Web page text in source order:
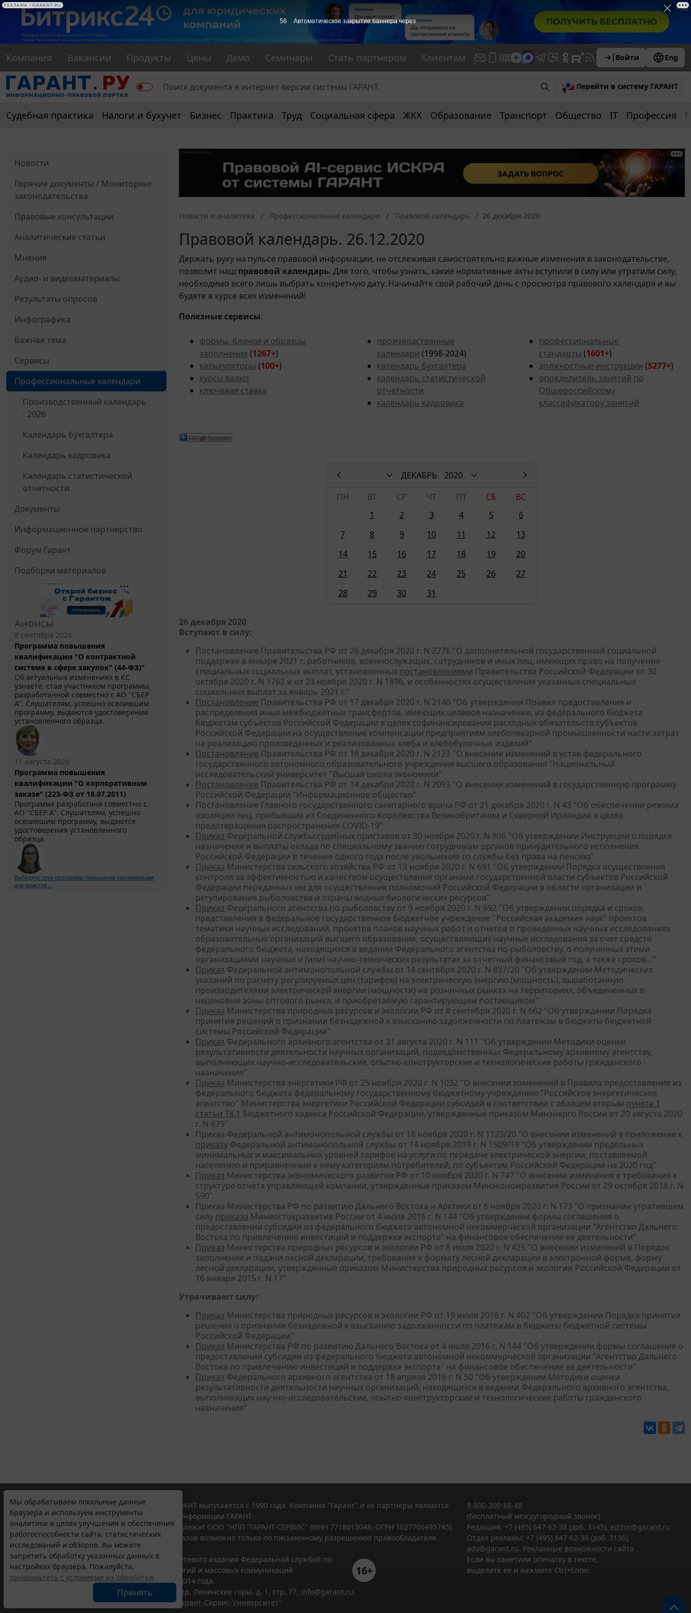
РЕКЛАМА
Компания Вакансии Продукты Цены Демо Семинары Стать партнером Клиентам Войти Eng
Перейти в систему ГАРАНТ
Судебная практика Налоги и бухучет Бизнес Практика Труд Социальная сфера ЖКХ Образование Транспорт Общество IT Профессия
Новости
Горячие документы / Мониторинг
законодательства
Правовые консультации
Аналитические статьи
Мнения
Аудио- и видеоматериалы
Результаты опросов
Инфографика
Важная тема
Сервисы
Профессиональные календари
Производственный календарь
- 2026
Календарь бухгалтера
Календарь кадровика
Календарь статистической
отчетности
Документы
Информационное партнерство
Форум Гарант
Подборки материалов
Анонсы
8 сентября 2026
Программа повышения
квалификации "О контрактной
системе в сфере закупок" (44-ФЗ)"
Об актуальных изменениях в КС
узнаете, став участником программы,
разработанной совместно с АО ''СБЕР
А". Слушателям, успешно освоившим
программу, выдаются удостоверения
установленного образца.
11 августа 2026
Программа повышения
квалификации "О корпоративном
заказе" (223-ФЗ от 18.07.2011)
Программа разработана совместно с
АО ''СБЕР А". Слушателям, успешно
освоившим программу, выдаются
удостоверения установленного
образца.
Выберите тему программы повышения квалификации
для юристов ...
Новости и аналитика Профессиональные календари Правовой календарь 26 декабря 2020
Правовой календарь. 26.12.2020
Держать руку на пульсе правовой информации, не отслеживая самостоятельно важные изменения в законодательстве,
позволит наш правовой календарь. Для того, чтобы узнать, какие нормативные акты вступили в силу или утратили силу,
необходимо всего лишь выбрать конкретную дату. Начинайте свой рабочий день с просмотра правового календаря и вы
будете в курсе всех изменений!
Полезные сервисы:
формы, бланки и образцы
заполнения (1267+)
калькуляторы (100+)
курсы валют
ключевая ставка
производственные
календари (1998-2024)
календарь бухгалтера
календарь статистической
отчетности
календарь кадровика
профессиональные
стандарты (1601+)
должностные инструкции (5277+)
определитель занятий по
Общероссийскому
классификатору занятий
ДЕКАБРЬ
2020
ПН
ВТ СР ЧТ ПТ СБ
ВС
1
2 3 4 5
6
7
8 9 10 11 12
13
14
15 16 17 18 19
20
21
22 23 24 25 26
27
28
29 30 31
26 декабря 2020
Вступают в силу:
Постановление Правительства РФ от 26 декабря 2020 г. N 2276 "О дополнительной государственной социальной
поддержке в январе 2021 г. работников, военнослужащих, сотрудников и иных лиц, имеющих право на получение
специальных социальных выплат, установленных постановлениями Правительства Российской Федерации от 30
октября 2020 г. N 1762 и от 23 ноября 2020 г. N 1896, и особенностях осуществления указанных специальных
социальных выплат за январь 2021 г."
Постановление Правительства РФ от 17 декабря 2020 г. N 2140 "Об утверждении Правил предоставления и
распределения иных межбюджетных трансфертов, имеющих целевое назначение, из федерального бюджета
бюджетам субъектов Российской Федерации в целях софинансирования расходных обязательств субъектов
Российской Федерации на осуществление компенсации предприятиям хлебопекарной промышленности части затрат
на реализацию произведенных и реализованных хлеба и хлебобулочных изделий"
Постановление Правительства РФ от 16 декабря 2020 г. N 2123 "О внесении изменений в устав федерального
государственного автономного образовательного учреждения высшего образования "Национальный
исследовательский университет "Высшая школа экономики"
Постановление Правительства РФ от 14 декабря 2020 г. N 2093 "О внесении изменений в государственную программу
Российской Федерации "Информационное общество"
Постановление Главного государственного санитарного врача РФ от 21 декабря 2020 г. N 43 "Об обеспечении режима
изоляции лиц, прибывших из Соединенного Королевства Великобритании и Северной Ирландии в целях
предотвращения распространения COVID-19"
Приказ Федеральной службы судебных приставов от 30 ноября 2020 г. N 806 "Об утверждении Инструкции о порядке
назначения и выплаты оклада по специальному званию сотрудникам органов принудительного исполнения
Российской Федерации в течение одного года после увольнения со службы без права на пенсию"
Приказ Министерства сельского хозяйства РФ от 13 ноября 2020 г. N 681 "Об утверждении Порядка осуществления
контроля за эффективностью и качеством осуществления органами государственной власти субъектов Российской
Федерации переданных им для осуществления полномочий Российской Федерации в области организации и
регулирования рыболовства и охраны водных биологических ресурсов"
Приказ Федерального агентства по рыболовству от 9 ноября 2020 г. N 592 "Об утверждении порядка и сроков
представления в федеральное государственное бюджетное учреждение "Российская академия наук" проектов
тематики научных исследований, проектов планов научных работ и отчетов о проведенных научных исследованиях
образовательных организаций высшего образования, осуществляющих научные исследования за счет средств
федерального бюджета, находящихся в ведении Федерального агентства по рыболовству, о полученных этими
организациями научных и (или) научно-технических результатах за отчетный финансовый год, а также сроков..."
Приказ Федеральной антимонопольной службы от 14 сентября 2020 г. N 837/20 "Об утверждении Методических
указаний по расчету регулируемых цен (тарифов) на электрическую энергию (мощность), выработанную
производителями электрической энергии (мощности) на розничных рынках на территориях, объединенных в
неценовые зоны оптового рынка, и приобретаемую гарантирующим поставщиком"
Приказ Министерства природных ресурсов и экологии РФ от 8 сентября 2020 г. N 662 "Об утверждении Порядка
принятия решений о признании безнадежной к взысканию задолженности по платежам в бюджеты бюджетной
системы Российской Федерации"
Приказ Федерального архивного агентства от 31 августа 2020 г. N 111 "Об утверждении Методики оценки
результативности деятельности научных организаций, подведомственных Федеральному архивному агентству,
выполняющих научно-исследовательские, опытно-конструкторские и технологические работы гражданского
назначения"
Приказ Министерства энергетики РФ от 25 ноября 2020 г. N 1032 "О внесении изменений в Правила предоставления из
федерального бюджета федеральному государственному бюджетному учреждению "Российское энергетическое
агентство" Министерства энергетики Российской Федерации субсидий в соответствии с абзацем вторым пункта 1
статьи 78.1 Бюджетного кодекса Российской Федерации, утвержденные приказом Минэнерго России от 20 августа 2020
г. N 679"
Приказ Федеральной антимонопольной службы от 18 ноября 2020 г. N 1123/20 "О внесении изменений в приложение к
приказу Федеральной антимонопольной службы от 14 ноября 2019 г. N 1509/19 "Об утверждении предельных
минимальных и максимальных уровней тарифов на услуги по передаче электрической энергии, поставляемой
населению и приравненным к нему категориям потребителей, по субъектам Российской Федерации на 2020 год"
Приказ Министерства экономического развития РФ от 10 ноября 2020 г. N 747 "О внесении изменения в требования к
структуре отчета управляющей компании, утвержденные приказом Минэкономразвития России от 29 октября 2018 г. N
590"
Приказ Министерства РФ по развитию Дальнего Востока и Арктики от 6 ноября 2020 г. N 173 "О признании утратившим
силу приказа Минвостокразвития России от 4 июля 2016 г. N 144 "Об утверждении формы соглашения о
предоставлении субсидии из федерального бюджета автономной некоммерческой организации "Агентство Дальнего
Востока по привлечению инвестиций и поддержке экспорта" на финансовое обеспечение ее деятельности"
Приказ Министерства природных ресурсов и экологии РФ от 8 июля 2020 г. N 425 "О внесении изменений в Порядок
заполнения и подачи лесной декларации, требования к формату лесной декларации в электронной форме, форму
лесной декларации, утвержденные приказом Министерства природных ресурсов и экологии Российской Федерации от
16 января 2015 г. N 17"
Утрачивают силу:
Приказ Министерства природных ресурсов и экологии РФ от 19 июля 2016 г. N 402 "Об утверждении Порядка принятия
решения о признании безнадежной к взысканию задолженности по платежам в бюджеты бюджетной системы
Российской Федерации"
Приказ Министерства РФ по развитию Дальнего Востока от 4 июля 2016 г. N 144 "Об утверждении формы соглашения о
предоставлении субсидии из федерального бюджета автономной некоммерческой организации "Агентство Дальнего
Востока по привлечению инвестиций и поддержке экспорта" на финансовое обеспечение ее деятельности"
Приказ Федерального архивного агентства от 18 апреля 2016 г. N 50 "Об утверждении Методики оценки
результативности деятельности научных организаций, находящихся в ведении Федерального архивного агентства,
выполняющих научно-исследовательские, опытно-конструкторские и технологические работы гражданского
назначения"
Мы обрабатываем локальные данные
браузера и используем инструменты
аналитики в целях улучшения и обеспечения
работоспособности сайта, статистических
исследований и обзоров. Вы можете
запретить обработку указанных данных в
настройках браузера. Пожалуйста,
ознакомьтесь с условиями их обработки.
Принять
© ООО "НПП "ГАРАНТ-СЕРВИС", 2026. Система ГАРАНТ выпускается с 1990 года. Компания "Гарант" и ее партнеры являются
участниками Российской ассоциации правовой информации ГАРАНТ.
Все права на материалы сайта ГАРАНТ.РУ принадлежат ООО "НПП "ГАРАНТ-СЕРВИС" (ИНН 7718013048, ОГРН 1027700495745).
Полное или частичное воспроизведение материалов возможно только по письменному разрешению правообладателя.
Правила использования портала.
Портал ГАРАНТ.РУ зарегистрирован в качестве сетевого издания Федеральной службой по
надзору в сфере связи,информационных технологий и массовых коммуникаций
(Роскомнадзором), Эл № ФС77-58365 от 18 июня 2014 года.
16+
ООО "НПП "ГАРАНТ-СЕРВИС", 119234, г. Москва, тер. Ленинские горы, д. 1, стр. 77, info@garant.ru.
Разработчик ЭПС Система ГАРАНТ – ООО "НПП "
Гарант-Сервис-Университет"
8-800-200-88-88
(бесплатный междугородный звонок)
Редакция: +7 (495) 647-62-38 (доб. 3145), editor@garant.ru
Отдел рекламы: +7 (495) 647-62-38 (доб. 3136),
adv@garant.ru. Рекламные возможности сайта
Если вы заметили опечатку в тексте,
выделите ее и нажмите Ctrl+Enter
55 Автоматическое закрытие баннера через
РЕКЛАМА • GARANT.RU